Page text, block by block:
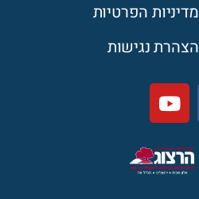
מדיניות הפרטיות
הצהרת נגישות